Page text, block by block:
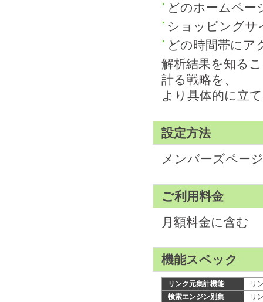
どのホームペー
ショッピングサ
どの時間帯にア
解析結果を知る
計る戦略を、
より具体的に立
設定方法
メンバーズペー
ご利用料金
月額料金に含む
機能スペック
リンク元集計機能
リ
検索エンジン別集
リ